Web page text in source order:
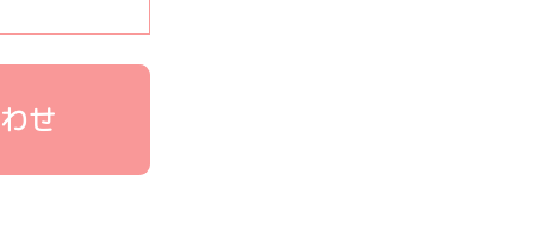
せ